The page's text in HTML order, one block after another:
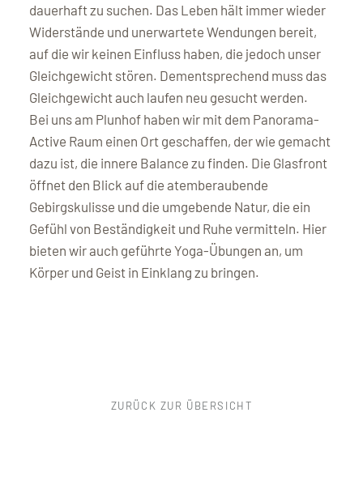
dauerhaft zu suchen. Das Leben hält immer wieder
Widerstände und unerwartete Wendungen bereit,
auf die wir keinen Einfluss haben, die jedoch unser
Gleichgewicht stören. Dementsprechend muss das
Gleichgewicht auch laufen neu gesucht werden.
Bei uns am Plunhof haben wir mit dem Panorama-
Active Raum einen Ort geschaffen, der wie gemacht
dazu ist, die innere Balance zu finden. Die Glasfront
öffnet den Blick auf die atemberaubende
Gebirgskulisse und die umgebende Natur, die ein
Gefühl von Beständigkeit und Ruhe vermitteln. Hier
bieten wir auch geführte Yoga-Übungen an, um
Körper und Geist in Einklang zu bringen.
ZURÜCK ZUR ÜBERSICHT